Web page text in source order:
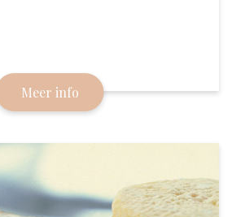
de 14e eeuw geproduceerd en
het Franse hof.
Meer info